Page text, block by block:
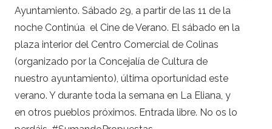
Ayuntamiento. Sábado 29, a partir de las 11 de la
noche Continúa el Cine de Verano. El sábado en la
plaza interior del Centro Comercial de Colinas
(organizado por la Concejalía de Cultura de
nuestro ayuntamiento), última oportunidad este
verano. Y durante toda la semana en La Eliana, y
en otros pueblos próximos. Entrada libre. No os lo